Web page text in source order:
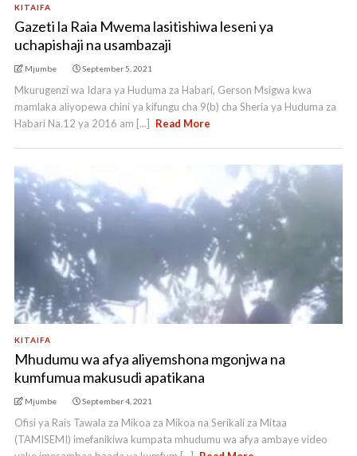
KITAIFA
Gazeti la Raia Mwema lasitishiwa leseni ya
uchapishaji na usambazaji
Mjumbe September 5, 2021
Mkurugenzi wa Idara ya Huduma za Habari, Gerson Msigwa kwa
mamlaka aliyopewa chini ya kifungu cha 9(b) cha Sheria ya Huduma za
Habari Na.12 ya 2016 am [...]
Read More
KITAIFA
Mhudumu wa afya aliyemshona mgonjwa na
kumfumua makusudi apatikana
Mjumbe September 4, 2021
Ofisi ya Rais Tawala za Mikoa za Mikoa na Serikali za Mitaa
(TAMISEMI) imefanikiwa kumpata mhudumu wa afya ambaye video